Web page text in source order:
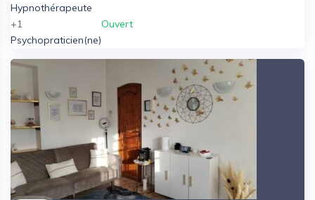
Hypnothérapeute
+1
Psychopraticien(ne)
Ouvert